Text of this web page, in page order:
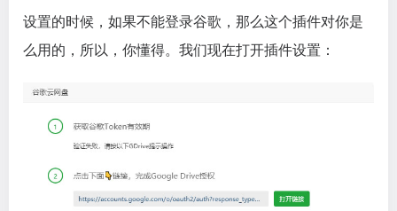
设置的时候，如果不能登录谷歌，那么这个插件对你是
么用的，所以，你懂得。我们现在打开插件设置：